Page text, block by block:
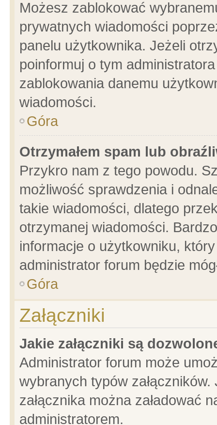
Możesz zablokować
prywatnych wiadomości
panelu użytkownika. Jeżeli
poinformuj o tym
zablokowania danemu
wiadomości.
Góra
Otrzymałem spam lub
Przykro nam z tego powodu.
możliwość sprawdzenia i
takie wiadomości, dlatego
otrzymanej wiadomości.
informacje o użytkowniku,
administrator forum będzie
Góra
Załączniki
Jakie załączniki są
Administrator forum może
wybranych typów
załącznika można załadować
administratorem.